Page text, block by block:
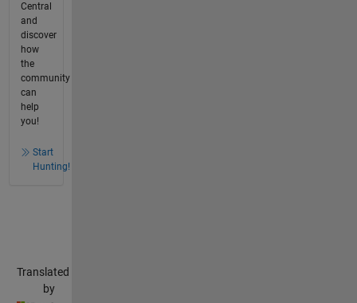
Central
and
discover
how
the
community
can
help
you!
Start
Hunting!
Translated
by